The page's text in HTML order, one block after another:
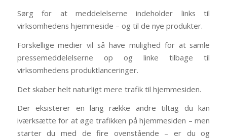
Sørg for at meddelelserne indeholder links til
virksomhedens hjemmeside – og til de nye produkter.
Forskellige medier vil så have mulighed for at samle
pressemeddelelserne op og linke tilbage til
virksomhedens produktlanceringer.
Det skaber helt naturligt mere trafik til hjemmesiden.
Der eksisterer en lang række andre tiltag du kan
iværksætte for at øge trafikken på hjemmesiden – men
starter du med de fire ovenstående – er du og